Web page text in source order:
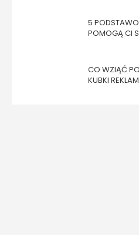
5
POMOGĄ CI
CO WZIĄĆ
KUBKI